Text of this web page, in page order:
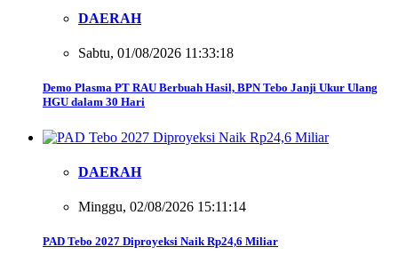
DAERAH
Sabtu, 01/08/2026 11:33:18
Demo Plasma PT RAU Berbuah Hasil, BPN Tebo Janji Ukur Ulang
HGU dalam 30 Hari
DAERAH
Minggu, 02/08/2026 15:11:14
PAD Tebo 2027 Diproyeksi Naik Rp24,6 Miliar